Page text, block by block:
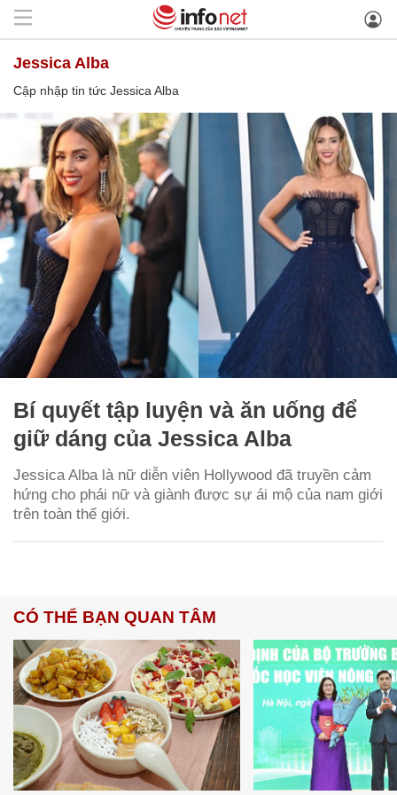
Jessica Alba
Cập nhập tin tức Jessica Alba
Bí quyết tập luyện và ăn uống để
giữ dáng của Jessica Alba
Jessica Alba là nữ diễn viên Hollywood đã truyền cảm
hứng cho phái nữ và giành được sự ái mộ của nam giới
trên toàn thế giới.
CÓ THỂ BẠN QUAN TÂM